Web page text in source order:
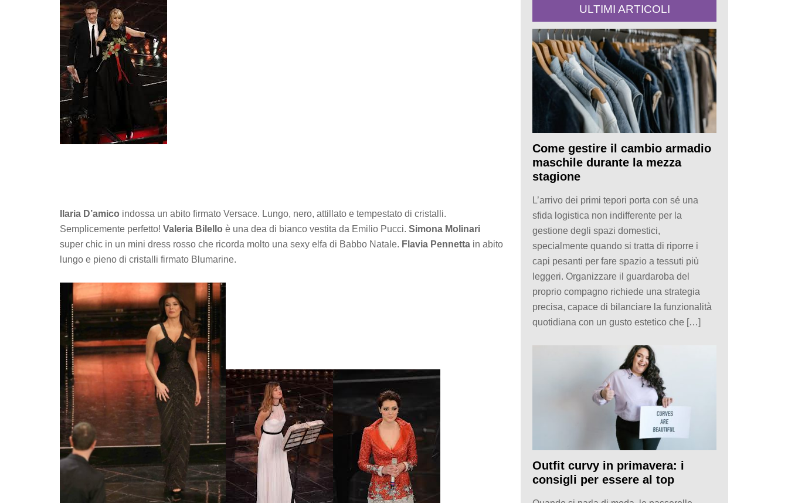
Ilaria D’amico indossa un abito firmato Versace. Lungo, nero, attillato e tempestato di cristalli.
Semplicemente perfetto! Valeria Bilello è una dea di bianco vestita da Emilio Pucci. Simona Molinari
super chic in un mini dress rosso che ricorda molto una sexy elfa di Babbo Natale. Flavia Pennetta in abito
lungo e pieno di cristalli firmato Blumarine.
ULTIMI ARTICOLI
Come gestire il cambio armadio
maschile durante la mezza
stagione
L’arrivo dei primi tepori porta con sé una
sfida logistica non indifferente per la
gestione degli spazi domestici,
specialmente quando si tratta di riporre i
capi pesanti per fare spazio a tessuti più
leggeri. Organizzare il guardaroba del
proprio compagno richiede una strategia
precisa, capace di bilanciare la funzionalità
quotidiana con un gusto estetico che […]
Outfit curvy in primavera: i
consigli per essere al top